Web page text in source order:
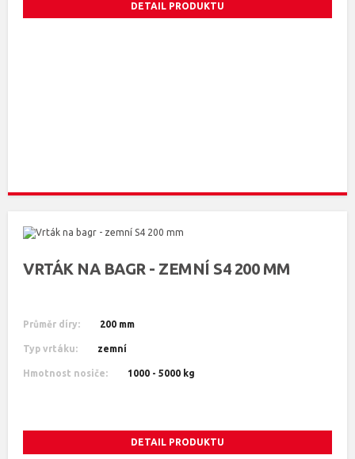
DETAIL PRODUKTU
VRTÁK NA BAGR - ZEMNÍ S4 200 MM
Průměr díry: 200 mm
Typ vrtáku: zemní
Hmotnost nosiče: 1000 - 5000 kg
DETAIL PRODUKTU